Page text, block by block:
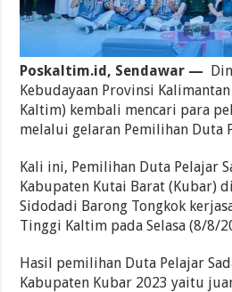
Poskaltim.id, Sendawar —
Kebudayaan Provinsi
Kaltim) kembali mencari para
melalui gelaran Pemilihan Duta
Kali ini, Pemilihan Duta Pelajar
Kabupaten Kutai Barat (Kubar)
Sidodadi Barong Tongkok
Tinggi Kaltim pada Selasa (8/8/
Hasil pemilihan Duta Pelajar
Kabupaten Kubar 2023 yaitu